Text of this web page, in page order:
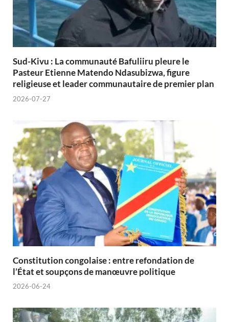
Sud-Kivu : La communauté Bafuliiru pleure le
Pasteur Etienne Matendo Ndasubizwa, figure
religieuse et leader communautaire de premier plan
2026-07-27
Constitution congolaise : entre refondation de
l’État et soupçons de manœuvre politique
2026-06-24